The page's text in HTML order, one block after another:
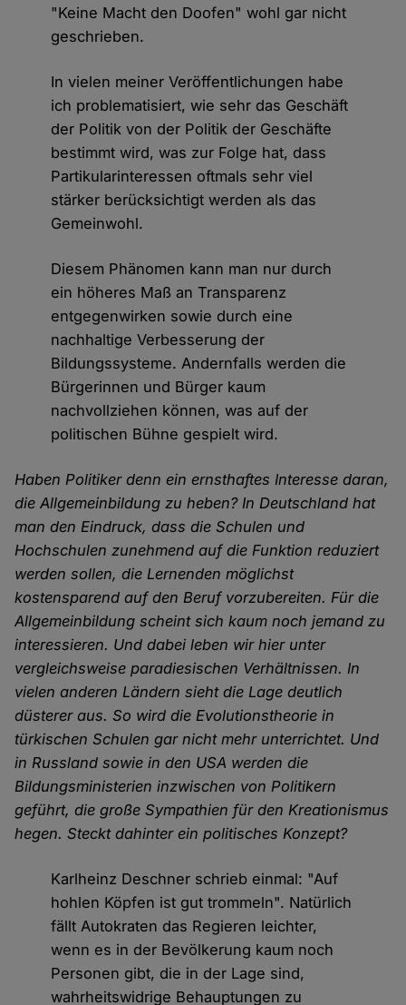
"Keine Macht den Doofen" wohl gar nicht
geschrieben.
In vielen meiner Veröffentlichungen habe
ich problematisiert, wie sehr das Geschäft
der Politik von der Politik der Geschäfte
bestimmt wird, was zur Folge hat, dass
Partikularinteressen oftmals sehr viel
stärker berücksichtigt werden als das
Gemeinwohl.
Diesem Phänomen kann man nur durch
ein höheres Maß an Transparenz
entgegenwirken sowie durch eine
nachhaltige Verbesserung der
Bildungssysteme. Andernfalls werden die
Bürgerinnen und Bürger kaum
nachvollziehen können, was auf der
politischen Bühne gespielt wird.
Haben Politiker denn ein ernsthaftes Interesse daran,
die Allgemeinbildung zu heben? In Deutschland hat
man den Eindruck, dass die Schulen und
Hochschulen zunehmend auf die Funktion reduziert
werden sollen, die Lernenden möglichst
kostensparend auf den Beruf vorzubereiten. Für die
Allgemeinbildung scheint sich kaum noch jemand zu
interessieren. Und dabei leben wir hier unter
vergleichsweise paradiesischen Verhältnissen. In
vielen anderen Ländern sieht die Lage deutlich
düsterer aus. So wird die Evolutionstheorie in
türkischen Schulen gar nicht mehr unterrichtet. Und
in Russland sowie in den USA werden die
Bildungsministerien inzwischen von Politikern
geführt, die große Sympathien für den Kreationismus
hegen. Steckt dahinter ein politisches Konzept?
Karlheinz Deschner schrieb einmal: "Auf
hohlen Köpfen ist gut trommeln". Natürlich
fällt Autokraten das Regieren leichter,
wenn es in der Bevölkerung kaum noch
Personen gibt, die in der Lage sind,
wahrheitswidrige Behauptungen zu